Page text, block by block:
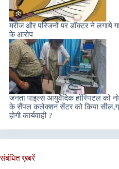
मरीज और परिजनों पर डॉक्टर ने लगाये
के आरोप
जनता पाइल्स आयुर्वेदिक हॉस्पिटल को
के सैंपल कलेक्शन सेंटर को किया
होगी कार्यवाही ?
संबंधित ख़बरें